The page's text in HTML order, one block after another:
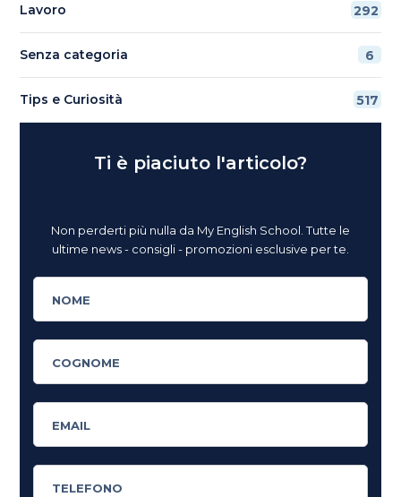
Lavoro 292
Senza categoria 6
Tips e Curiosità 517
Ti è piaciuto l'articolo?
Non perderti più nulla da My English School. Tutte le
ultime news - consigli - promozioni esclusive per te.